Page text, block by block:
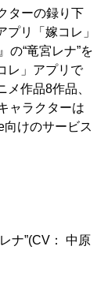
ターの録り下
リ「嫁コレ」
“竜宮レナ”を
レ」アプリで
メ作品8作品、
ャラクターは
けのサービス
ナ”(CV： 中原